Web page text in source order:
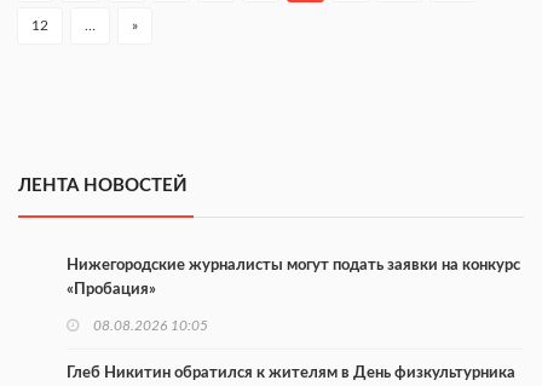
12 … »
ЛЕНТА НОВОСТЕЙ
Нижегородские журналисты могут подать заявки на конкурс
«Пробация»
08.08.2026 10:05
Глеб Никитин обратился к жителям в День физкультурника